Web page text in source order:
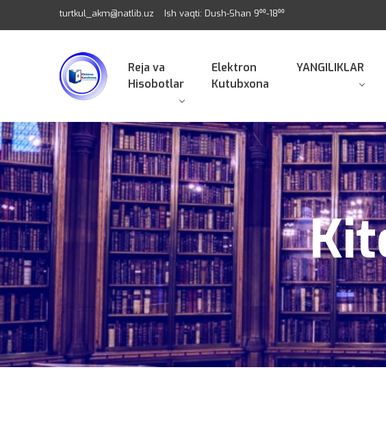
turtkul_akm@natlib.uz Ish vaqti: Dush-Shan 9⁰⁰-18⁰⁰
Reja va
Hisobotlar
Elektron
Kutubxona
YANGILIKLAR